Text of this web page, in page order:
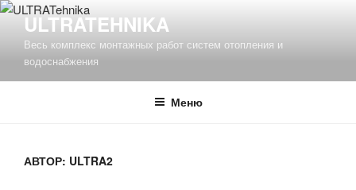
Перейти
содержимому
ULTRATEHNIKA
Весь комплекс монтажных работ систем отопления и
водоснабжения
Меню
АВТОР: ULTRA2